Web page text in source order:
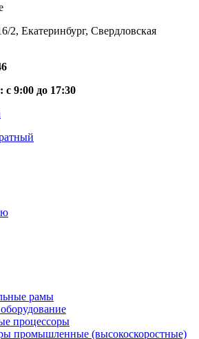
2, Екатеринбург, Свердловская
с 9:00 до 17:30
рамы
процессоры
промышленные (высокоскоростные)